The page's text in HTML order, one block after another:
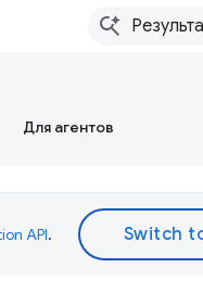
Для агентов
API.